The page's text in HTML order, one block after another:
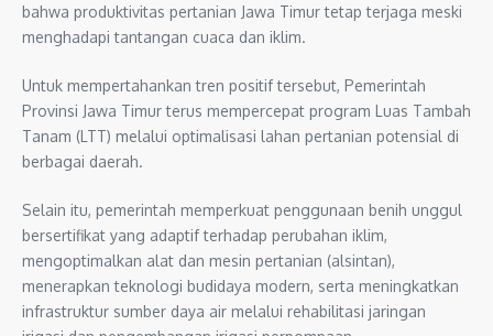
bahwa produktivitas pertanian Jawa Timur tetap terjaga meski
menghadapi tantangan cuaca dan iklim.
Untuk mempertahankan tren positif tersebut, Pemerintah
Provinsi Jawa Timur terus mempercepat program Luas Tambah
Tanam (LTT) melalui optimalisasi lahan pertanian potensial di
berbagai daerah.
Selain itu, pemerintah memperkuat penggunaan benih unggul
bersertifikat yang adaptif terhadap perubahan iklim,
mengoptimalkan alat dan mesin pertanian (alsintan),
menerapkan teknologi budidaya modern, serta meningkatkan
infrastruktur sumber daya air melalui rehabilitasi jaringan